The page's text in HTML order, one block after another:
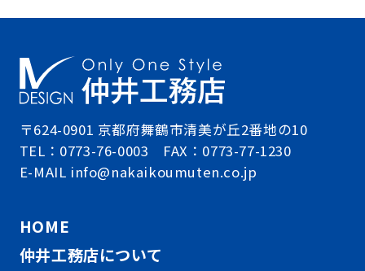
〒624-0901 京都府舞鶴市清美が丘2番地の10
TEL：0773-76-0003 FAX：0773-77-1230
E-MAIL info@nakaikoumuten.co.jp
HOME
仲井工務店について